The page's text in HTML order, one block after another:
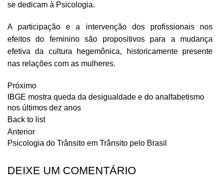
se dedicam à Psicologia.
A participação e a intervenção dos profissionais nos
efeitos do feminino são propositivos para a mudança
efetiva da cultura hegemônica, historicamente presente
nas relações com as mulheres.
Próximo
IBGE mostra queda da desigualdade e do analfabetismo
nos últimos dez anos
Back to list
Anterior
Psicologia do Trânsito em Trânsito pelo Brasil
DEIXE UM COMENTÁRIO